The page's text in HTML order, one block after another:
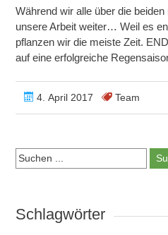
Während wir alle über die
unsere Arbeit weiter… Weil es
pflanzen wir die meiste Zeit.
auf eine erfolgreiche
4. April 2017 Team
Suchen:
Schlagwörter